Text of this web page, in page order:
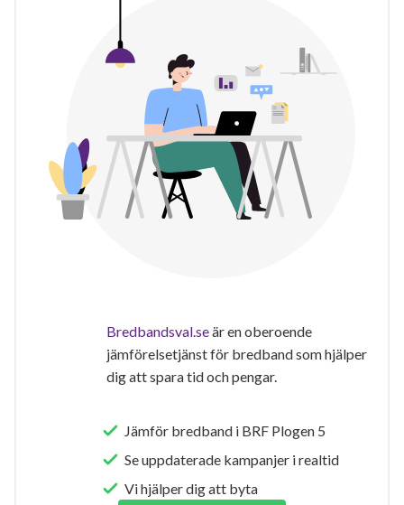
Bredbandsval.seär en oberoende
jämförelsetjänst för bredband som hjälper
dig att spara tid och pengar.
Jämför bredband i BRF Plogen 5
Se uppdaterade kampanjer i realtid
Vi hjälper dig att byta